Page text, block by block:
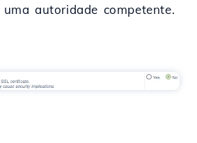
autoridade competente.